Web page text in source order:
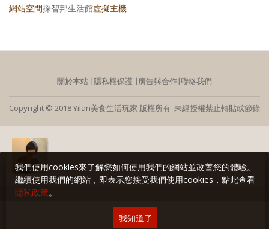
網站空間採智邦生活館虛擬主機
關於本站 ∣隱私權保護 ∣廣告與合作∣聯絡我們
Copyright © 2018 Yilan美食生活玩家 版權所有 未經授權禁止轉貼或節錄
我們使用cookies來了解您如何使用我們的網站並改善您的體驗。
繼續使用我們的網站，即表示您接受我們使用cookies，點此查看
隱私政策。
我知道了